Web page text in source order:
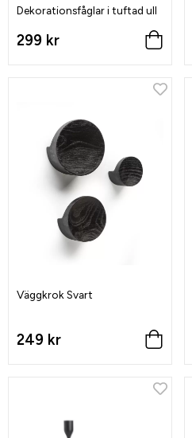
Dekorationsfåglar i tuftad ull
299 kr
Väggkrok Svart
249 kr